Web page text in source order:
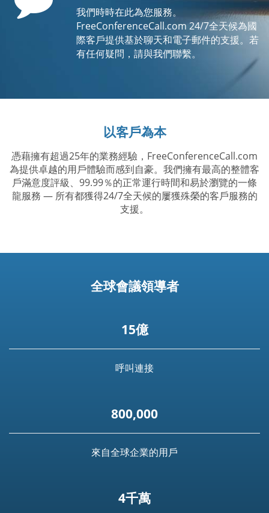
我們時時在此為您服務。
FreeConferenceCall.com 24/7全天候為國
際客戶提供基於聊天和電子郵件的支援。若
有任何疑問，請與我們聯繫。
以客戶為本
憑藉擁有超過25年的業務經驗，FreeConferenceCall.com
為提供卓越的用戶體驗而感到自豪。我們擁有最高的整體客
戶滿意度評級、99.99％的正常運行時間和易於瀏覽的一條
龍服務 — 所有都獲得24/7全天候的屢獲殊榮的客戶服務的
支援。
全球會議領導者
15億
呼叫連接
800,000
來自全球企業的用戶
4千萬